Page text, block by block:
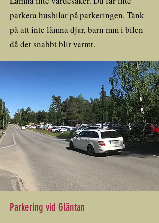
parkera husbilar på parkeringen. Tänk
på att inte lämna djur, barn mm i bilen
då det snabbt blir varmt.
Parkering vid Gläntan